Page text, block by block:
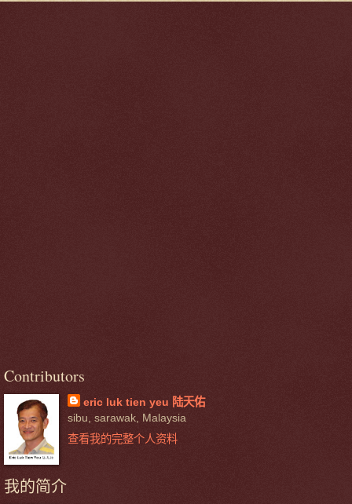
Contributors
eric luk tien yeu 陆天佑
sibu, sarawak, Malaysia
查看我的完整个人资料
我的简介